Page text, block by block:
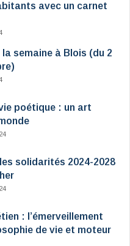
avec un carnet
la semaine à Blois (du 2
poétique : un art
solidarités 2024-2028
: l’émerveillement
de vie et moteur